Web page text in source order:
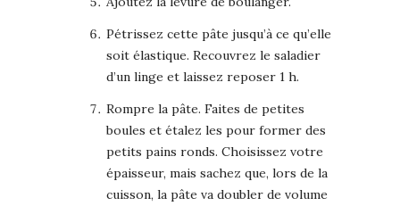
Pétrissez cette pâte jusqu’à ce qu’elle
soit élastique. Recouvrez le saladier
d’un linge et laissez reposer 1 h.
Rompre la pâte. Faites de petites
boules et étalez les pour former des
petits pains ronds. Choisissez votre
épaisseur, mais sachez que, lors de la
cuisson, la pâte va doubler de volume